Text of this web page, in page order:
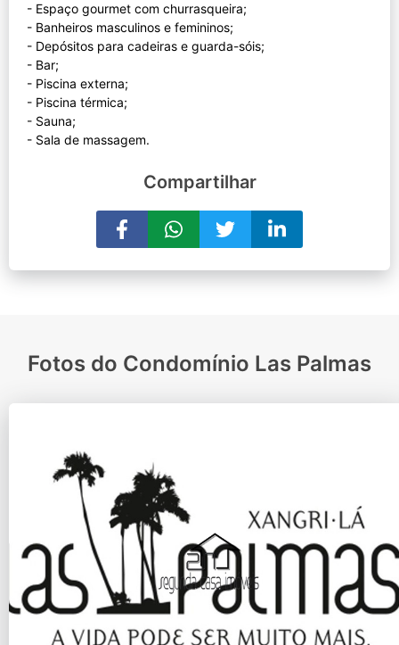
- Espaço gourmet com churrasqueira;
- Banheiros masculinos e femininos;
- Depósitos para cadeiras e guarda-sóis;
- Bar;
- Piscina externa;
- Piscina térmica;
- Sauna;
Compartilhar
Fotos do Condomínio Las Palmas